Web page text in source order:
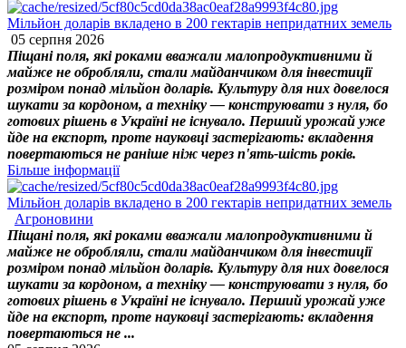
Мільйон доларів вкладено в 200 гектарів непридатних земель
05 серпня 2026
Піщані поля, які роками вважали малопродуктивними й
майже не обробляли, стали майданчиком для інвестиції
розміром понад мільйон доларів. Культуру для них довелося
шукати за кордоном, а техніку — конструювати з нуля, бо
готових рішень в Україні не існувало. Перший урожай уже
йде на експорт, проте науковці застерігають: вкладення
повертаються не раніше ніж через п'ять-шість років.
Більше інформації
Мільйон доларів вкладено в 200 гектарів непридатних земель
Агроновини
Піщані поля, які роками вважали малопродуктивними й
майже не обробляли, стали майданчиком для інвестиції
розміром понад мільйон доларів. Культуру для них довелося
шукати за кордоном, а техніку — конструювати з нуля, бо
готових рішень в Україні не існувало. Перший урожай уже
йде на експорт, проте науковці застерігають: вкладення
повертаються не ...